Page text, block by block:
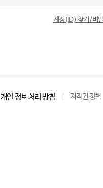
계정(ID) 찾기/비밀
개인 정보 처리 방침 저작권 정책